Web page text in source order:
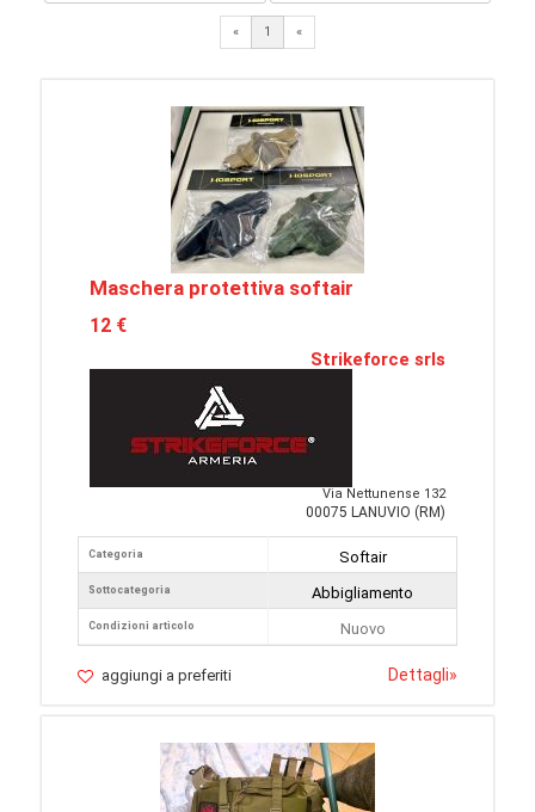
« 1 «
Maschera protettiva softair
12 €
Strikeforce srls
Via Nettunense 132
00075 LANUVIO (RM)
Categoria
Sottocategoria
Condizioni articolo
Softair
Abbigliamento
Nuovo
aggiungi a preferiti Dettagli»